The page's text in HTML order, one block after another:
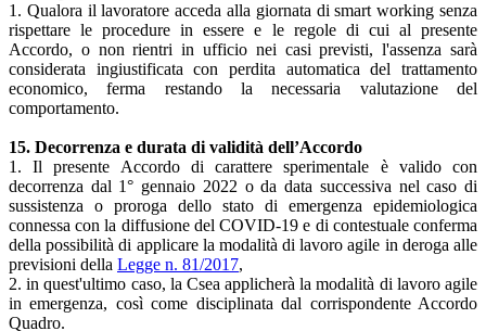
1. Qualora il lavoratore acceda alla giornata di smart working senza
rispettare le procedure in essere e le regole di cui al presente
Accordo, o non rientri in ufficio nei casi previsti, l'assenza sarà
considerata ingiustificata con perdita automatica del trattamento
economico, ferma restando la necessaria valutazione del
comportamento.
15. Decorrenza e durata di validità dell’Accordo
1. Il presente Accordo di carattere sperimentale è valido con
decorrenza dal 1° gennaio 2022 o da data successiva nel caso di
sussistenza o proroga dello stato di emergenza epidemiologica
connessa con la diffusione del COVID-19 e di contestuale conferma
della possibilità di applicare la modalità di lavoro agile in deroga alle
previsioni della Legge n. 81/2017,
2. in quest'ultimo caso, la Csea applicherà la modalità di lavoro agile
in emergenza, così come disciplinata dal corrispondente Accordo
Quadro.